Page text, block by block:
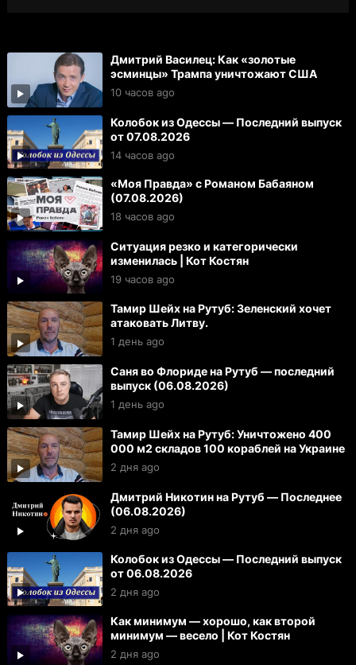
Дмитрий Василец: Как «золотые
эсминцы» Трампа уничтожают США
10 часов ago
Колобок из Одессы — Последний выпуск
от 07.08.2026
14 часов ago
«Моя Правда» с Романом Бабаяном
(07.08.2026)
18 часов ago
Ситуация резко и категорически
изменилась | Кот Костян
19 часов ago
Тамир Шейх на Рутуб: Зеленский хочет
атаковать Литву.
1 день ago
Саня во Флориде на Рутуб — последний
выпуск (06.08.2026)
1 день ago
Тамир Шейх на Рутуб: Уничтожено 400
000 м2 складов 100 кораблей на Украине
2 дня ago
Дмитрий Никотин на Рутуб — Последнее
(06.08.2026)
2 дня ago
Колобок из Одессы — Последний выпуск
от 06.08.2026
2 дня ago
Как минимум — хорошо, как второй
минимум — весело | Кот Костян
2 дня ago